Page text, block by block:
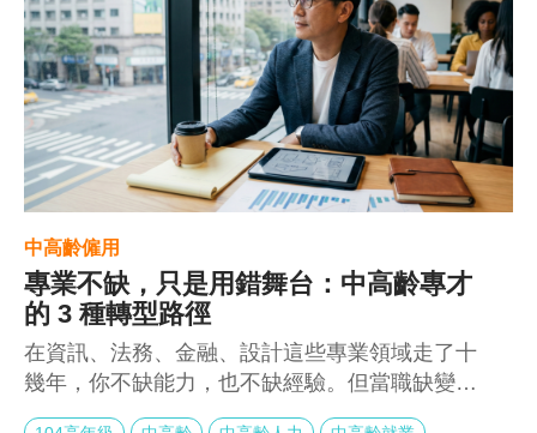
向。
中高齡僱用
專業不缺，只是用錯舞台：中高齡專才
的 3 種轉型路徑
在資訊、法務、金融、設計這些專業領域走了十
幾年，你不缺能力，也不缺經驗。但當職缺變
少、競爭變窄，開始思考轉型，其實不是退場，